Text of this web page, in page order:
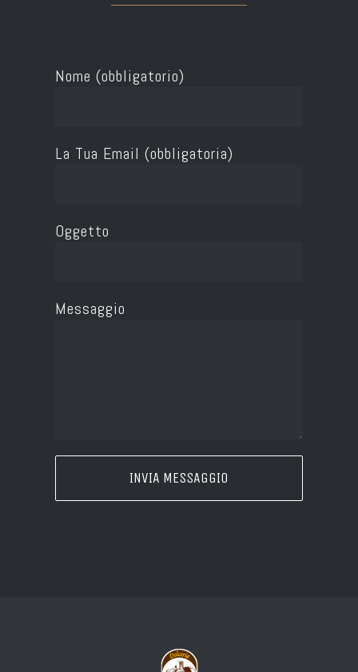
Nome (obbligatorio)
La Tua Email (obbligatoria)
Oggetto
Messaggio